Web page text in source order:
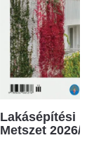
Lakásépítési
Metszet 2026/2.